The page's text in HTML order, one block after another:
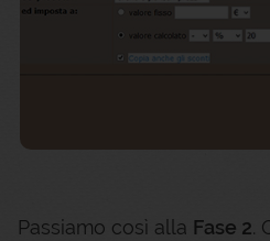
Passiamo così alla Fase 2.